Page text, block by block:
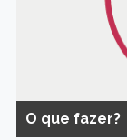
O que fazer?